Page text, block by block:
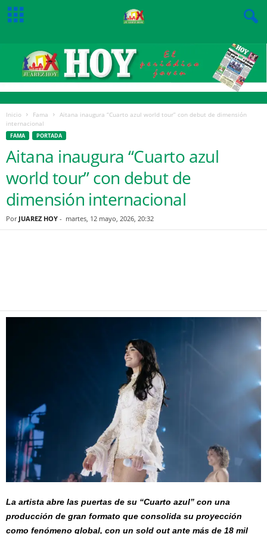
Inicio Fama
Aitana inaugura “Cuarto azul world tour” con debut de dimensión
internacional
FAMA PORTADA
Aitana inaugura “Cuarto azul
world tour” con debut de
dimensión internacional
Por JUAREZ HOY - martes, 12 mayo, 2026, 20:32
La artista abre las puertas de su “Cuarto azul” con una
producción de gran formato que consolida su proyección
como fenómeno global, con un sold out ante más de 18 mil